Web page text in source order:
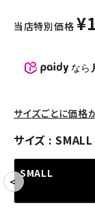
パンツ・ショー
SEASON
CONTENTS
ACCOUNT MENU
当店特別価格 ¥
なら
サイズごとに価格
サイズ SMALL
SMALL